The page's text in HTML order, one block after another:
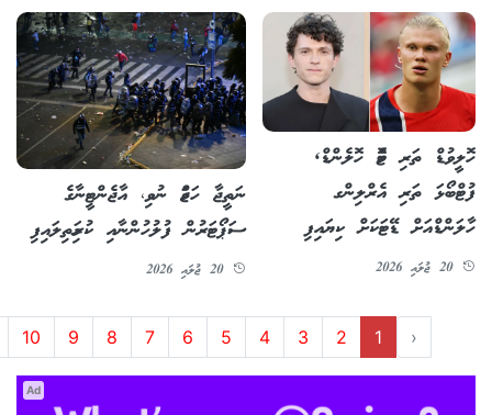
ހޮލީވުޑް ތަރި ޓޮމް ހޮލެންޑް,
ފުޓްބޯޅަ ތަރި އެރްލިންގ
ހާލަންޑްއަށް ޑޭޓަކަށް ކިޔައިފި
20 ޖުލައި 2026
ނަތީޖާ ހަޖަމް ނުވި، އާޖެންޓީނާގެ
ސަޕޯޓަރުން ފުލުހުންނާއި ކުރިމަތިލައިފި
20 ޖުލައި 2026
‹
1
2
3
4
5
6
7
8
9
10
Ad